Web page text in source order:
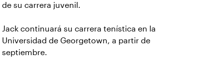
de su carrera juvenil.
Jack continuará su carrera tenística en la
Universidad de Georgetown, a partir de
septiembre.